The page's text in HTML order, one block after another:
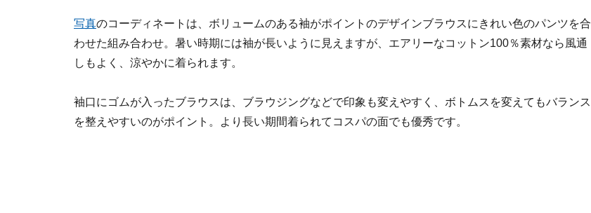
写真のコーディネートは、ボリュームのある袖がポイントのデザインブラウスにきれい色のパンツを合
わせた組み合わせ。暑い時期には袖が長いように見えますが、エアリーなコットン100％素材なら風通
しもよく、涼やかに着られます。
袖口にゴムが入ったブラウスは、ブラウジングなどで印象も変えやすく、ボトムスを変えてもバランス
を整えやすいのがポイント。より長い期間着られてコスパの面でも優秀です。